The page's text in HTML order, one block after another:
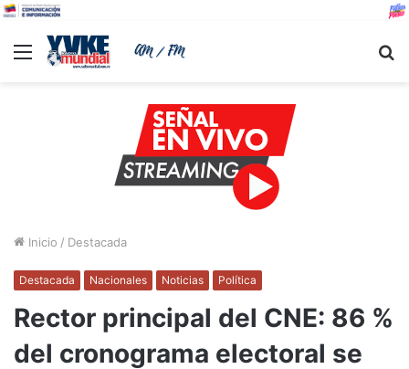
Menu
Inicio / Destacada
Destacada Nacionales Noticias Política
Rector principal del CNE: 86 %
del cronograma electoral se